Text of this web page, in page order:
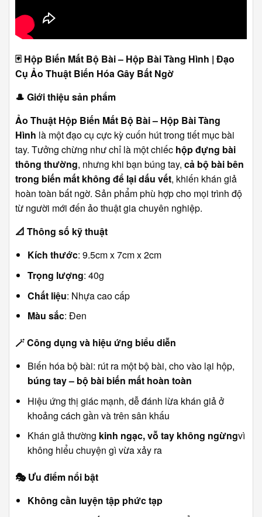
🃏 Hộp Biến Mất Bộ Bài – Hộp Bài Tàng Hình | Đạo
Cụ Ảo Thuật Biến Hóa Gây Bất Ngờ
🎩 Giới thiệu sản phẩm
Ảo Thuật Hộp Biến Mất Bộ Bài – Hộp Bài Tàng
Hình là một đạo cụ cực kỳ cuốn hút trong tiết mục bài
tay. Tưởng chừng như chỉ là một chiếc hộp đựng bài
thông thường, nhưng khi bạn búng tay, cả bộ bài bên
trong biến mất không để lại dấu vết, khiến khán giả
hoàn toàn bất ngờ. Sản phẩm phù hợp cho mọi trình độ
từ người mới đến ảo thuật gia chuyên nghiệp.
📐 Thông số kỹ thuật
Kích thước: 9.5cm x 7cm x 2cm
Trọng lượng: 40g
Chất liệu: Nhựa cao cấp
Màu sắc: Đen
🪄Công dụng và hiệu ứng biểu diễn
Biến hóa bộ bài: rút ra một bộ bài, cho vào lại hộp,
búng tay – bộ bài biến mất hoàn toàn
Hiệu ứng thị giác mạnh, dễ đánh lừa khán giả ở
khoảng cách gần và trên sân khấu
Khán giả thường kinh ngạc, vỗ tay không ngừngvì
không hiểu chuyện gì vừa xảy ra
🎭Ưu điểm nổi bật
Không cần luyện tập phức tạp